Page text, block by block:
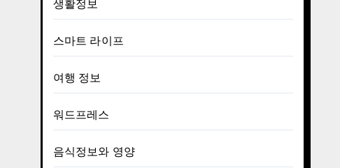
생활정보
스마트 라이프
여행 정보
워드프레스
음식정보와 영양